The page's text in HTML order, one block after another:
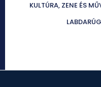
KULTÚRA, ZENE ÉS